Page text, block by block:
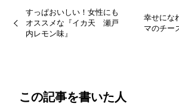
すっぱおいしい！女性にも
オススメな『イカ天 瀬戸
内レモン味』
幸せにな
マのチー
この記事を書いた人